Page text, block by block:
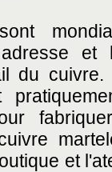
et
du cuivre.
et